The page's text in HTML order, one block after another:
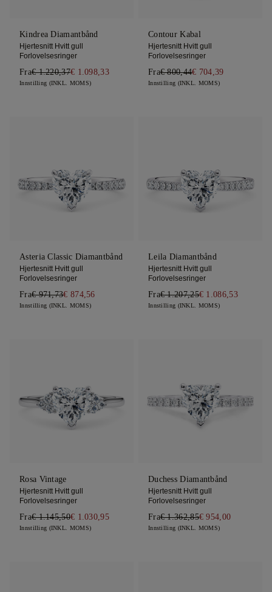
Kindrea Diamantbånd
Hjertesnitt Hvitt gull
Forlovelsesringer
Fra€ 1.220,37€ 1.098,33
Innstilling (INKL. MOMS)
Contour Kabal
Hjertesnitt Hvitt gull
Forlovelsesringer
Fra€ 800,44€ 704,39
Innstilling (INKL. MOMS)
Asteria Classic Diamantbånd
Hjertesnitt Hvitt gull
Forlovelsesringer
Fra€ 971,73€ 874,56
Innstilling (INKL. MOMS)
Leila Diamantbånd
Hjertesnitt Hvitt gull
Forlovelsesringer
Fra€ 1.207,25€ 1.086,53
Innstilling (INKL. MOMS)
Rosa Vintage
Hjertesnitt Hvitt gull
Forlovelsesringer
Fra€ 1.145,50€ 1.030,95
Innstilling (INKL. MOMS)
Duchess Diamantbånd
Hjertesnitt Hvitt gull
Forlovelsesringer
Fra€ 1.362,85€ 954,00
Innstilling (INKL. MOMS)